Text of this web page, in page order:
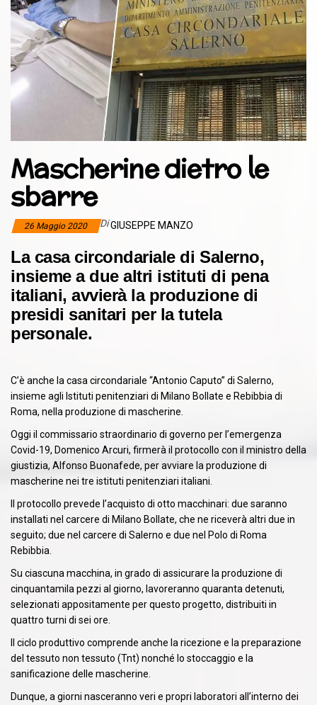
Mascherine dietro le
sbarre
26 Maggio 2020 DiGIUSEPPE MANZO
La casa circondariale di Salerno,
insieme a due altri istituti di pena
italiani, avvierà la produzione di
presidi sanitari per la tutela
personale.
C’è anche la casa circondariale “Antonio Caputo” di Salerno,
insieme agli Istituti penitenziari di Milano Bollate e Rebibbia di
Roma, nella produzione di mascherine.
Oggi il commissario straordinario di governo per l’emergenza
Covid-19, Domenico Arcuri, firmerà il protocollo con il ministro della
giustizia, Alfonso Buonafede, per avviare la produzione di
mascherine nei tre istituti penitenziari italiani.
Il protocollo prevede l’acquisto di otto macchinari: due saranno
installati nel carcere di Milano Bollate, che ne riceverà altri due in
seguito; due nel carcere di Salerno e due nel Polo di Roma
Rebibbia.
Su ciascuna macchina, in grado di assicurare la produzione di
cinquantamila pezzi al giorno, lavoreranno quaranta detenuti,
selezionati appositamente per questo progetto, distribuiti in
quattro turni di sei ore.
Il ciclo produttivo comprende anche la ricezione e la preparazione
del tessuto non tessuto (Tnt) nonché lo stoccaggio e la
sanificazione delle mascherine.
Dunque, a giorni nasceranno veri e propri laboratori all’interno dei